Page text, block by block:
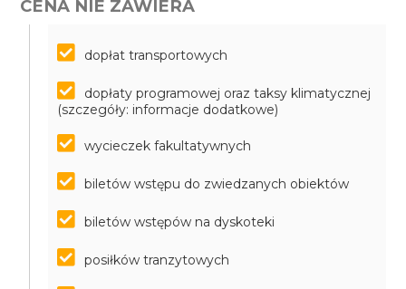
CENA NIE ZAWIERA
dopłat transportowych
dopłaty programowej oraz taksy klimatycznej
(szczegóły: informacje dodatkowe)
wycieczek fakultatywnych
biletów wstępu do zwiedzanych obiektów
biletów wstępów na dyskoteki
posiłków tranzytowych